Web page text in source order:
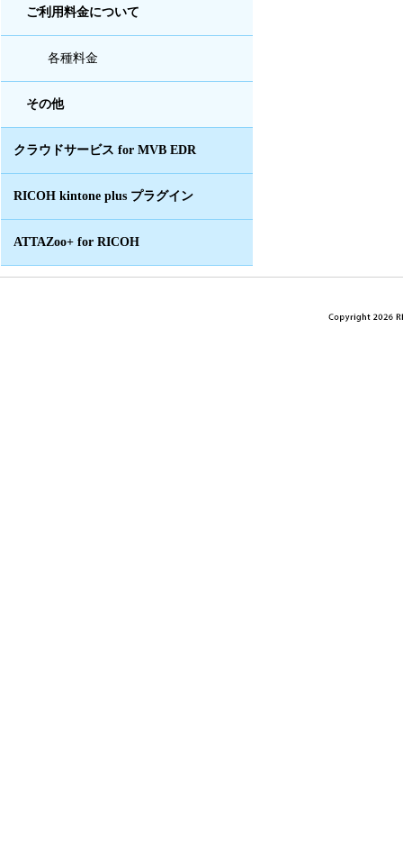
ご利用料金について
各種料金
その他
クラウドサービス for MVB EDR
RICOH kintone plus プラグイン
ATTAZoo+ for RICOH